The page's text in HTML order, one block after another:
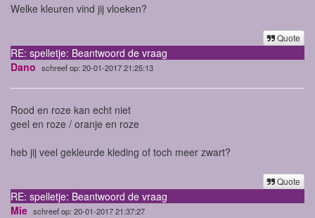
Welke kleuren vind jij vloeken?
Quote
RE: spelletje: Beantwoord de vraag
Dano schreef op: 20-01-2017 21:25:13
Rood en roze kan echt niet
geel en roze / oranje en roze
heb jij veel gekleurde kleding of toch meer zwart?
Quote
RE: spelletje: Beantwoord de vraag
Mie schreef op: 20-01-2017 21:37:27